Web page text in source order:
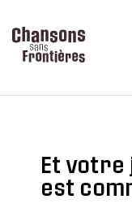
Et votre
est